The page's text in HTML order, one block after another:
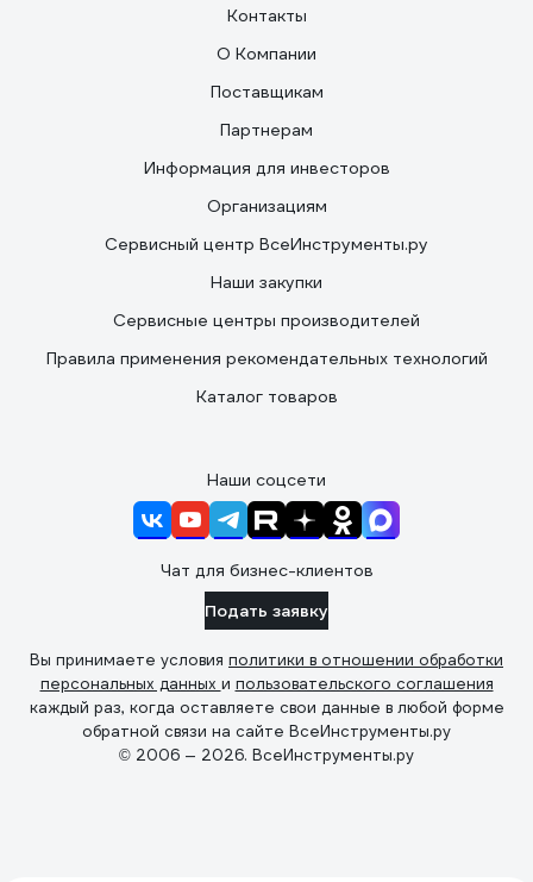
Контакты
О Компании
Поставщикам
Партнерам
Информация для инвесторов
Организациям
Сервисный центр ВсеИнструменты.ру
Наши закупки
Сервисные центры производителей
Правила применения рекомендательных технологий
Каталог товаров
Наши соцсети
Чат для бизнес-клиентов
Подать заявку
Вы принимаете условия политики в отношении обработки
персональных данных и пользовательского соглашения
каждый раз, когда оставляете свои данные в любой форме
обратной связи на сайте ВсеИнструменты.ру
© 2006 — 2026. ВсеИнструменты.ру